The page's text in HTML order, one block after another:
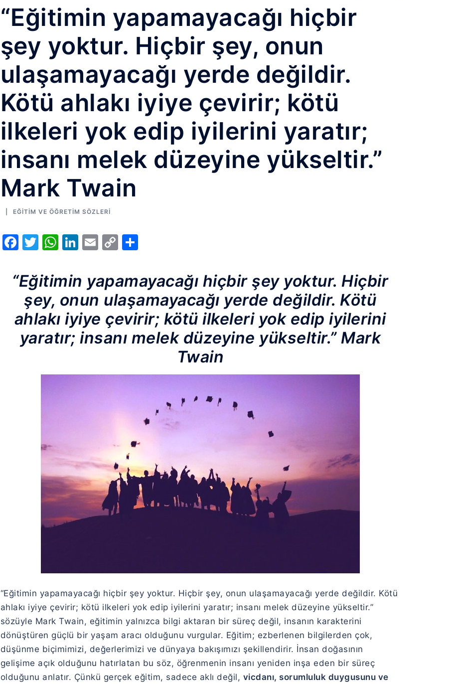
“Eğitimin yapamayacağı hiçbir
şey yoktur. Hiçbir şey, onun
ulaşamayacağı yerde değildir.
Kötü ahlakı iyiye çevirir; kötü
ilkeleri yok edip iyilerini yaratır;
insanı melek düzeyine yükseltir.”
Mark Twain
EĞITIM VE ÖĞRETIM SÖZLERI
Facebook
Twitter
WhatsApp
LinkedIn
Email
CopyShare
“Eğitimin yapamayacağı hiçbir şey yoktur. Hiçbir
şey, onun ulaşamayacağı yerde değildir. Kötü
ahlakı iyiye çevirir; kötü ilkeleri yok edip iyilerini
yaratır; insanı melek düzeyine yükseltir.” Mark
Twain
“Eğitimin yapamayacağı hiçbir şey yoktur. Hiçbir şey, onun ulaşamayacağı yerde değildir. Kötü
ahlakı iyiye çevirir; kötü ilkeleri yok edip iyilerini yaratır; insanı melek düzeyine yükseltir.”
sözüyle Mark Twain, eğitimin yalnızca bilgi aktaran bir süreç değil, insanın karakterini
dönüştüren güçlü bir yaşam aracı olduğunu vurgular. Eğitim; ezberlenen bilgilerden çok,
düşünme biçimimizi, değerlerimizi ve dünyaya bakışımızı şekillendirir. İnsan doğasının
gelişime açık olduğunu hatırlatan bu söz, öğrenmenin insanı yeniden inşa eden bir süreç
olduğunu anlatır. Çünkü gerçek eğitim, sadece aklı değil, vicdanı, sorumluluk duygusunu ve